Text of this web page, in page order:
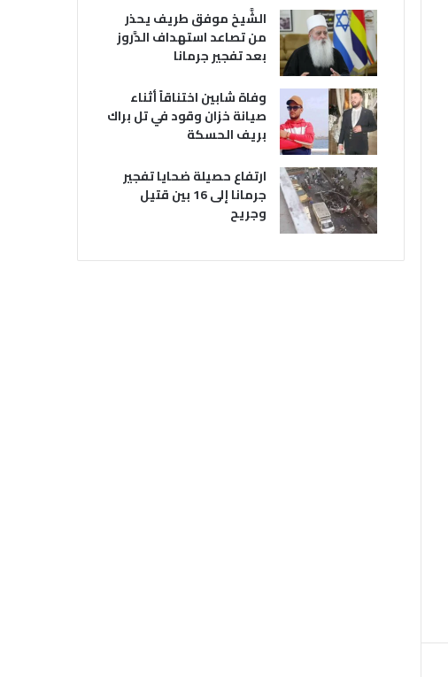
الشَّيخ موفق طريف يحذر
من تصاعد استهداف الدَّروز
بعد تفجير جرمانا
وفاة شابين اختناقاً أثناء
صيانة خزان وقود في تل براك
بريف الحسكة
ارتفاع حصيلة ضحايا تفجير
جرمانا إلى 16 بين قتيل
وجريح